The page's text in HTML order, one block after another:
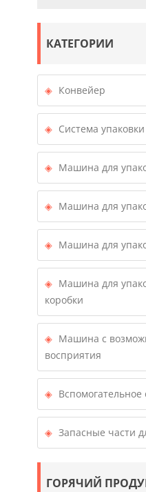
КАТЕГОРИИ
Конвейер
Система
Машина для
Машина для
Машина для
Машина для
коробки
Машина с
восприятия
Вспомогательное
Запасные части
ГОРЯЧИЙ